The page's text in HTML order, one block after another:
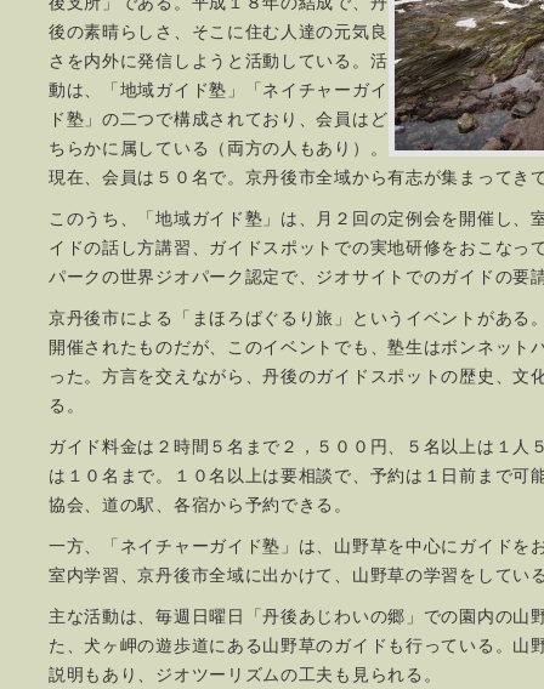
後の素晴らしさ、そこに住む人達の元気良
さを内外に発信しようと活動している。活
動は、「地域ガイド塾」「ネイチャーガイ
ド塾」の二つで構成されており、会員はど
ちらかに属している（両方の人もあり）。
現在、会員は５０名で。京丹後市全域から有志が集まってき
このうち、「地域ガイド塾」は、月２回の定例会を開催し、
イドの話し方講習、ガイドスポットでの実地研修をおこなっ
パークの世界ジオパーク認定で、ジオサイトでのガイドの要
京丹後市による「まほろばぐるり旅」というイベントがある
開催されたものだが、このイベントでも、塾生はボンネット
った。方言を交えながら、丹後のガイドスポットの歴史、文
る。
ガイド料金は２時間５名まで２，５００円、５名以上は１人
は１０名まで。１０名以上は要相談で、予約は１日前まで可
協会、道の駅、各宿から予約できる。
一方、「ネイチャーガイド塾」は、山野草を中心にガイドを
室内学習、京丹後市全域に出かけて、山野草の学習をしてい
主な活動は、毎週日曜日「丹後あじわいの郷」での園内の山
た、犬ヶ岬の遊歩道にある山野草のガイドも行っている。山
説明もあり、ジオツーリズムの工夫も見られる。